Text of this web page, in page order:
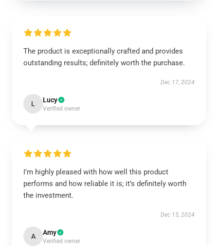
The product is exceptionally crafted and provides
outstanding results; definitely worth the purchase.
Dec 17, 2024
L Lucy
Verified owner
I’m highly pleased with how well this product
performs and how reliable it is; it’s definitely worth
the investment.
Dec 15, 2024
A Amy
Verified owner